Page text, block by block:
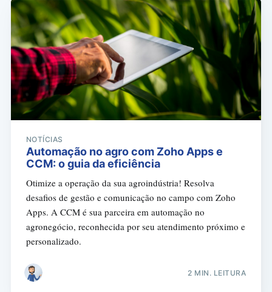
NOTÍCIAS
Automação no agro com Zoho Apps e
CCM: o guia da eficiência
Otimize a operação da sua agroindústria! Resolva
desafios de gestão e comunicação no campo com Zoho
Apps. A CCM é sua parceira em automação no
agronegócio, reconhecida por seu atendimento próximo e
personalizado.
2 MIN. LEITURA